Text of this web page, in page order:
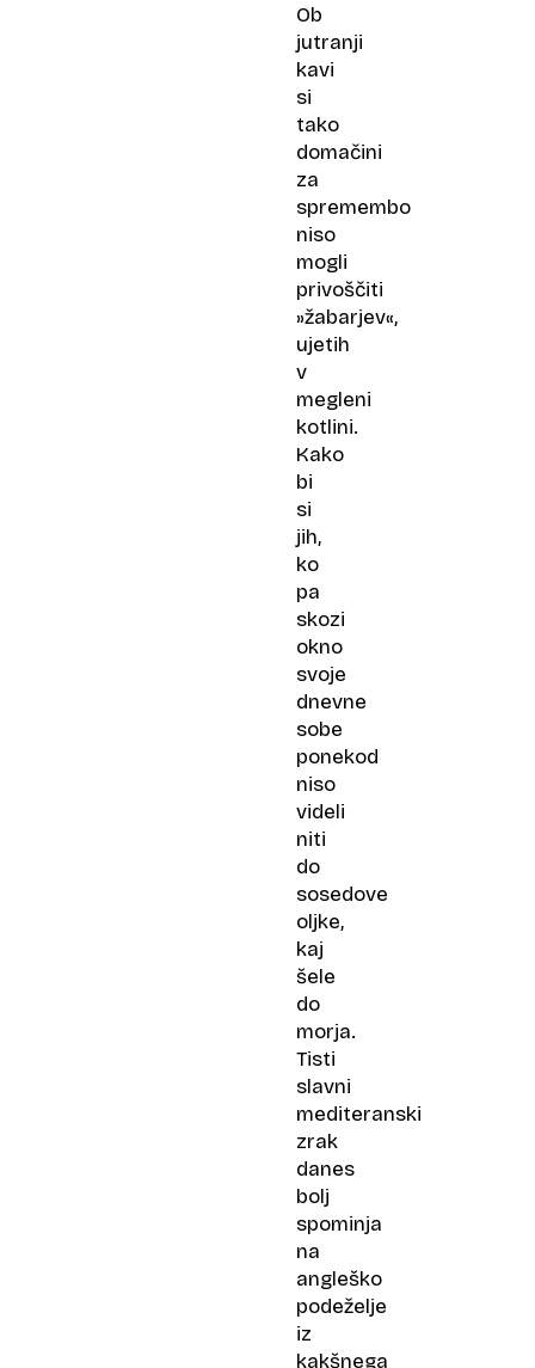
Ob
jutranji
kavi
si
tako
domačini
za
spremembo
niso
mogli
privoščiti
»žabarjev«,
ujetih
v
megleni
kotlini.
Kako
bi
si
jih,
ko
pa
skozi
okno
svoje
dnevne
sobe
ponekod
niso
videli
niti
do
sosedove
oljke,
kaj
šele
do
morja.
Tisti
slavni
mediteranski
zrak
danes
bolj
spominja
na
angleško
podeželje
iz
kakšnega